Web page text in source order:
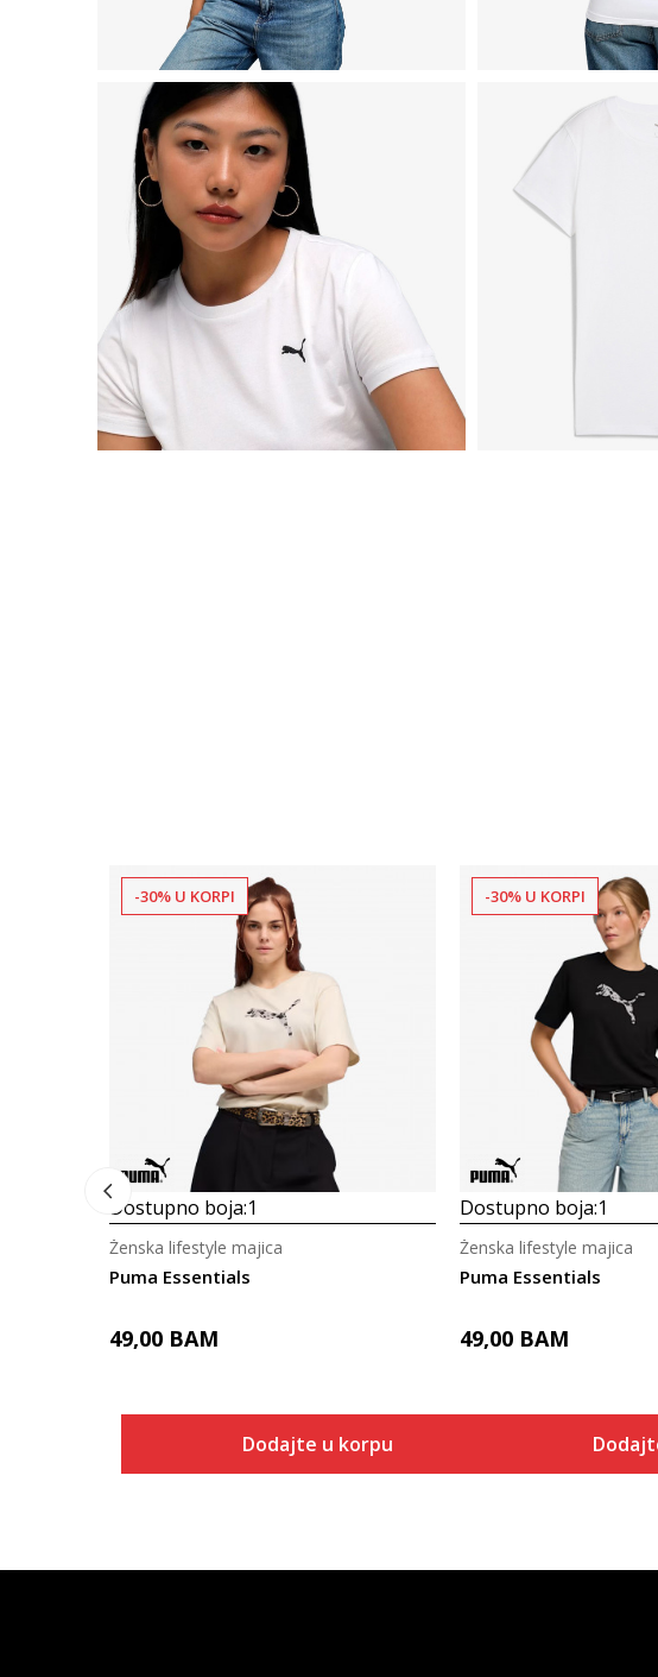
-30% U KORPI
Dostupno boja:1
Puma Essentials
Ženska lifestyle majica
49,00 BAM
Dodajte u korpu
-30% U KORPI
Dostupno boja:1
Puma Essentials
Ženska lifestyle majica
49,00 BAM